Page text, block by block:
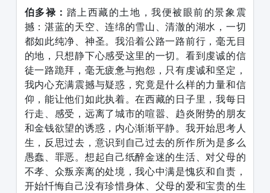
伯多禄： 踏上西藏的土地，我便被眼前的景象震
撼：湛蓝的天空、连绵的雪山、清澈的湖水，一切
都如此纯净、神圣。我沿着公路一路前行，毫无目
的地，只想静下心感受这里的一切。看到虔诚的信
徒一路跪拜，毫无疲惫与抱怨，只有虔诚和坚定，
我内心充满震撼与疑惑，究竟是什么样的力量和信
仰，能让他们如此执着。在西藏的日子里，我每日
行走、感受，远离了城市的喧嚣、趋炎附势的朋友
和金钱欲望的诱惑，内心渐渐平静。我开始思考人
生，反思过去，意识到自己过去的所作所为是多么
愚蠢、罪恶。想起自己纸醉金迷的生活、对父母的
不孝、众叛亲离的处境，我心中满是愧疚和自责，
开始忏悔自己没有珍惜身体、父母的爱和宝贵的生